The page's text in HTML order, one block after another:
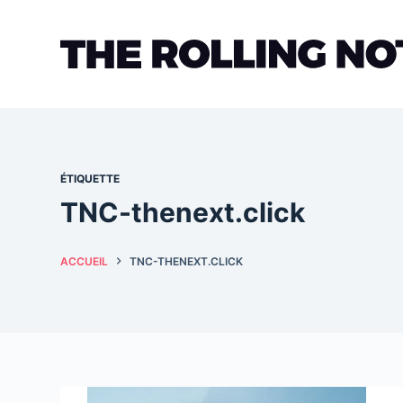
ÉTIQUETTE
TNC-thenext.click
ACCUEIL TNC-THENEXT.CLICK